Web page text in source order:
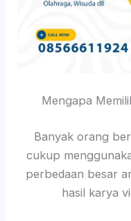
Mengapa
Banyak orang
cukup
perbedaan besar
hasil karya